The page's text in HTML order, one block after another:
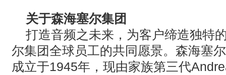
关于森海塞尔集团
打造音频之未来，为客户缔造独
尔集团全球员工的共同愿景。森海塞
成立于1945年，现由家族第三代